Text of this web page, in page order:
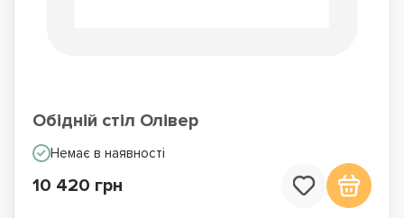
Обідній стіл Олівер
Немає в наявності
10 420 грн